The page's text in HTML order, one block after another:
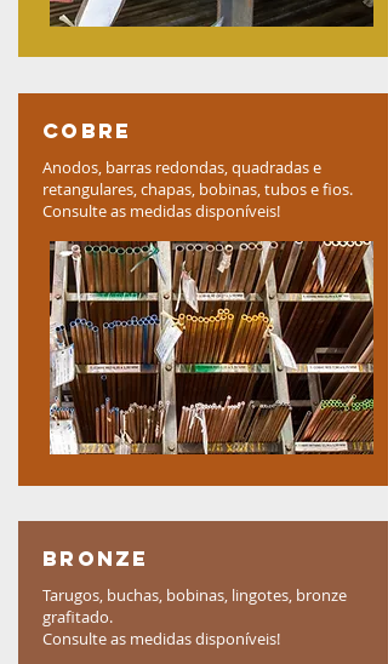
cobre
Anodos, barras redondas, quadradas e
retangulares, chapas, bobinas, tubos e fios.
Consulte as medidas disponíveis!
bronze
Tarugos, buchas, bobinas, lingotes, bronze
grafitado.
Consulte as medidas disponíveis!